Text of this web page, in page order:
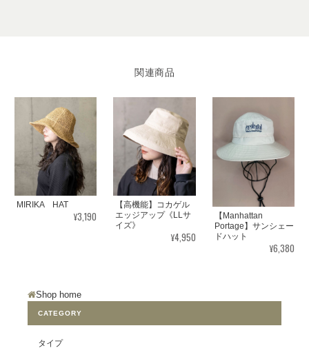
関連商品
MIRIKA HAT
¥3,190
【高機能】コカゲル
エッジアップ《LLサ
イズ》
¥4,950
【Manhattan
Portage】サンシェー
ドハット
¥6,380
Shop home
CATEGORY
タイプ